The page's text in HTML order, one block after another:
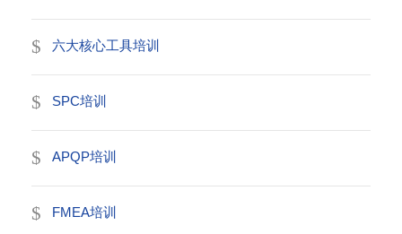
六大核心工具培训
SPC培训
APQP培训
FMEA培训